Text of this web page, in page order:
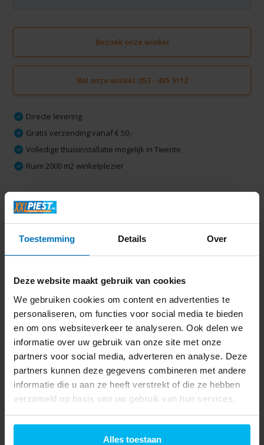
Toestemming Details Over
Deze website maakt gebruik van cookies
We gebruiken cookies om content en advertenties te
personaliseren, om functies voor social media te bieden
en om ons websiteverkeer te analyseren. Ook delen we
informatie over uw gebruik van onze site met onze
partners voor social media, adverteren en analyse. Deze
partners kunnen deze gegevens combineren met andere
informatie die u aan ze heeft verstrekt of die ze hebben
verzameld op basis van uw gebruik van hun services.
Alles toestaan
Bezoek onze winkel
Bel onze winkel: 053 - 435 9112
Directe levering
Gratis verzending vanaf € 50,-
Volledige thuisinstallatie mogelijk in Twente
Ruim 2000 m2 winkelplezier
Productomschrijving
Delen
Laatst bekeken
Inventum KK1420 -
Vrijstaande koelkast
379,-